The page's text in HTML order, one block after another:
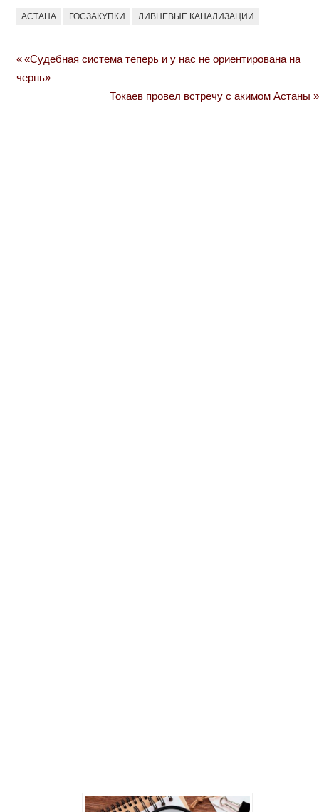
АСТАНА ГОСЗАКУПКИ ЛИВНЕВЫЕ КАНАЛИЗАЦИИ
Навигация
Previous
Post:
«Судебная система теперь и у нас не ориентирована на
чернь»
Next
Post:
Токаев провел встречу с акимом Астаны